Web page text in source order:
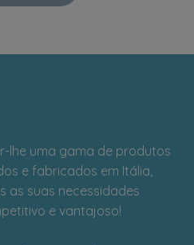
lhe uma gama de produtos
e fabricados em Itália,
as suas necessidades
e vantajoso!